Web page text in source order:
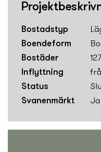
Bostadstyp
Boendeform
Bostäder
Inflyttning
Status
Svanenmärkt
Ja